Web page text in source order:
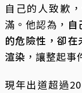
自己的人致歉
滿。他認為，
的危險性，卻
渲染 ，讓整起事
現年出道超過